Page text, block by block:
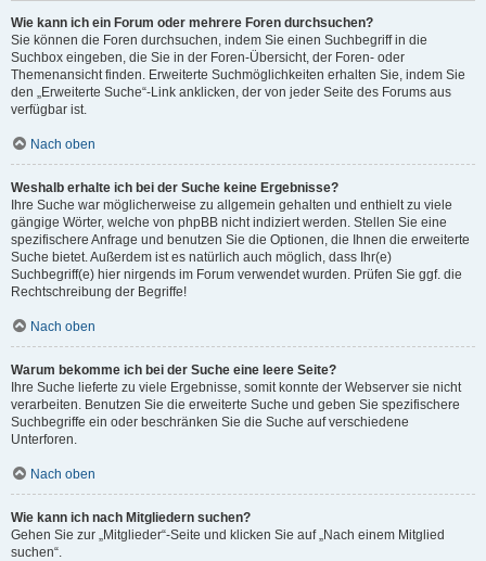
Wie kann ich ein Forum oder mehrere Foren durchsuchen?
Sie können die Foren durchsuchen, indem Sie einen Suchbegriff in die
Suchbox eingeben, die Sie in der Foren-Übersicht, der Foren- oder
Themenansicht finden. Erweiterte Suchmöglichkeiten erhalten Sie, indem Sie
den „Erweiterte Suche“-Link anklicken, der von jeder Seite des Forums aus
verfügbar ist.
Nach oben
Weshalb erhalte ich bei der Suche keine Ergebnisse?
Ihre Suche war möglicherweise zu allgemein gehalten und enthielt zu viele
gängige Wörter, welche von phpBB nicht indiziert werden. Stellen Sie eine
spezifischere Anfrage und benutzen Sie die Optionen, die Ihnen die erweiterte
Suche bietet. Außerdem ist es natürlich auch möglich, dass Ihr(e)
Suchbegriff(e) hier nirgends im Forum verwendet wurden. Prüfen Sie ggf. die
Rechtschreibung der Begriffe!
Nach oben
Warum bekomme ich bei der Suche eine leere Seite?
Ihre Suche lieferte zu viele Ergebnisse, somit konnte der Webserver sie nicht
verarbeiten. Benutzen Sie die erweiterte Suche und geben Sie spezifischere
Suchbegriffe ein oder beschränken Sie die Suche auf verschiedene
Unterforen.
Nach oben
Wie kann ich nach Mitgliedern suchen?
Gehen Sie zur „Mitglieder“-Seite und klicken Sie auf „Nach einem Mitglied
suchen“.